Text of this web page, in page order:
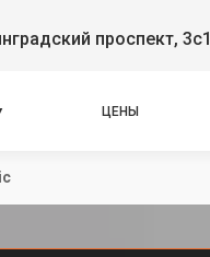
проспект, 3с1
ЦЕНЫ